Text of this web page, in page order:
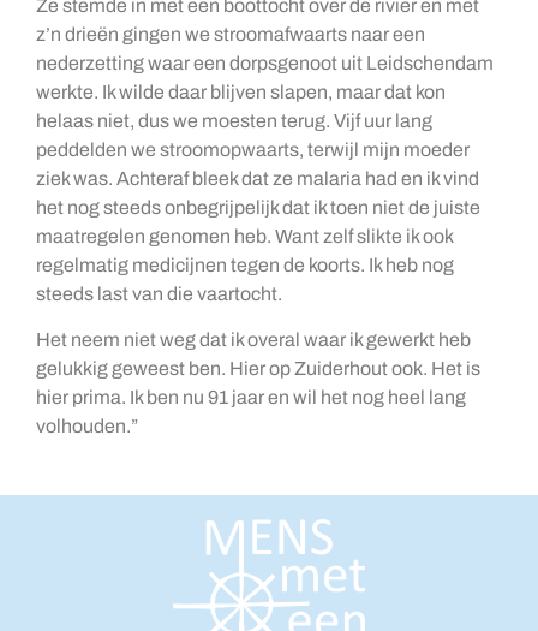
Ze stemde in met een boottocht over de rivier en met
z’n drieën gingen we stroomafwaarts naar een
nederzetting waar een dorpsgenoot uit Leidschendam
werkte. Ik wilde daar blijven slapen, maar dat kon
helaas niet, dus we moesten terug. Vijf uur lang
peddelden we stroomopwaarts, terwijl mijn moeder
ziek was. Achteraf bleek dat ze malaria had en ik vind
het nog steeds onbegrijpelijk dat ik toen niet de juiste
maatregelen genomen heb. Want zelf slikte ik ook
regelmatig medicijnen tegen de koorts. Ik heb nog
steeds last van die vaartocht.
Het neem niet weg dat ik overal waar ik gewerkt heb
gelukkig geweest ben. Hier op Zuiderhout ook. Het is
hier prima. Ik ben nu 91 jaar en wil het nog heel lang
volhouden.”